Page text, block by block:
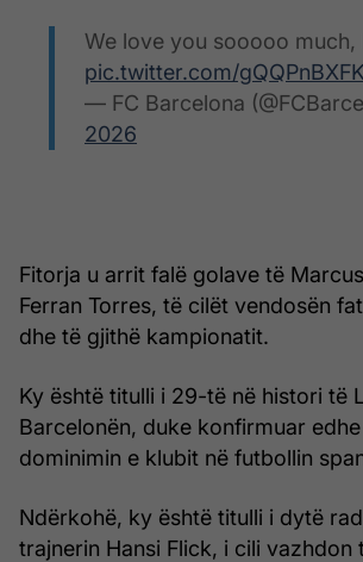
We love you sooooo
pic.twitter.com/
— FC Barcelona
2026
Fitorja u arrit falë golave të
Ferran Torres, të cilët vendosën
dhe të gjithë kampionatit.
Ky është titulli i 29-të në histori të
Barcelonën, duke konfirmuar
dominimin e klubit në futbollin
Ndërkohë, ky është titulli i dytë
trajnerin Hansi Flick, i cili vazhdon